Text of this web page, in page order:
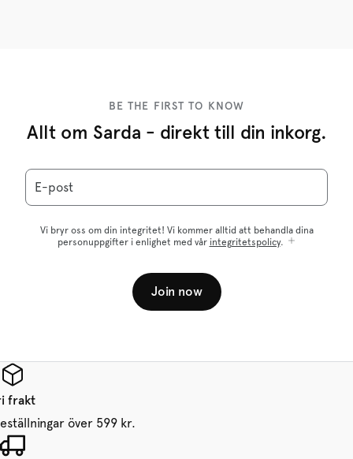
BE THE FIRST TO KNOW
Allt om Sarda - direkt till din inkorg.
E-post
Vi bryr oss om din integritet! Vi kommer alltid att behandla dina
personuppgifter i enlighet med vår integritetspolicy.
Join now
frakt
över 599 kr.